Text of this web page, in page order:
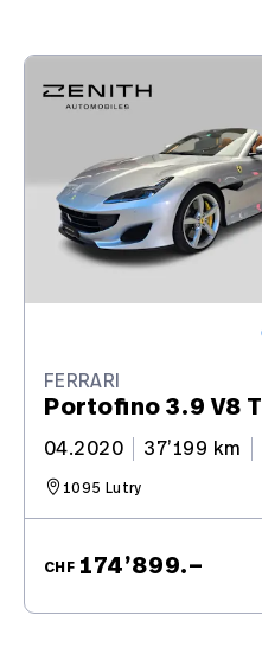
FERRARI
Portofino 3.9 V8 T
04.2020 37’199 km
1095 Lutry
CHF 174’899.–